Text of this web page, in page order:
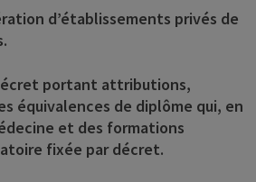
d’établissements privés de
portant attributions,
équivalences de diplôme qui, en
et des formations
fixée par décret.